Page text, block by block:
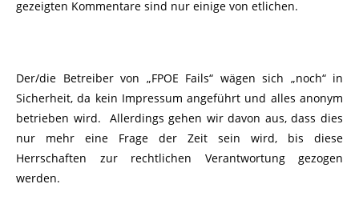
gezeigten Kommentare sind nur einige von etlichen.
Der/die Betreiber von „FPOE Fails“ wägen sich „noch“ in
Sicherheit, da kein Impressum angeführt und alles anonym
betrieben wird. Allerdings gehen wir davon aus, dass dies
nur mehr eine Frage der Zeit sein wird, bis diese
Herrschaften zur rechtlichen Verantwortung gezogen
werden.